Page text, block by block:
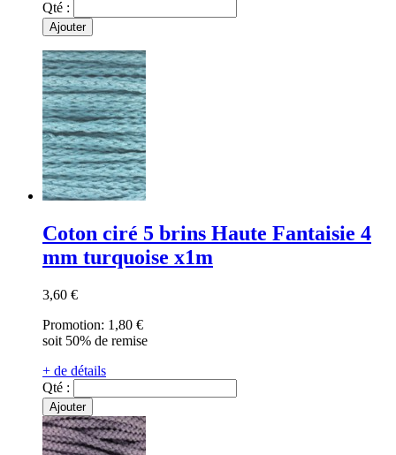
Qté :
Ajouter
Coton ciré 5 brins Haute Fantaisie 4
mm turquoise x1m
3,60 €
Promotion: 1,80 €
soit 50% de remise
+ de détails
Qté :
Ajouter